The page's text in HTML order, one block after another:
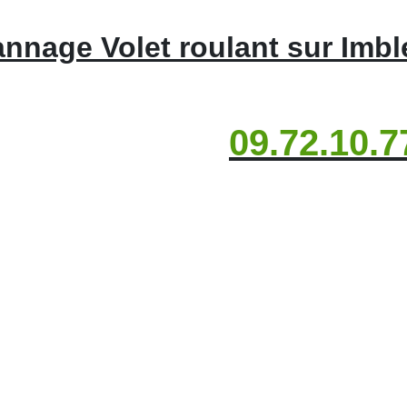
Volet roulant sur